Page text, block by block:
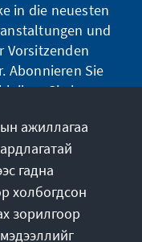
in die neuesten
und
Vorsitzenden
Abonnieren Sie
Sie immer
ажиллагаа
гадна
холбогдсон
зорилгоор